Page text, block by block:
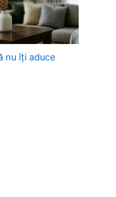
nu îți aduce